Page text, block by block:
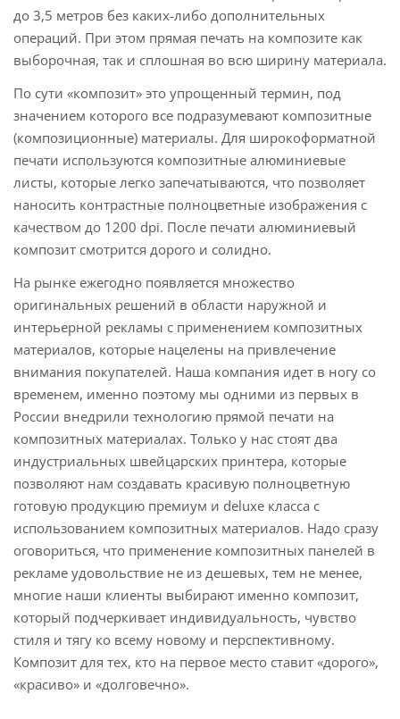
до 3,5 метров без каких-либо дополнительных
операций. При этом прямая печать на композите как
выборочная, так и сплошная во всю ширину материала.
По сути «композит» это упрощенный термин, под
значением которого все подразумевают композитные
(композиционные) материалы. Для широкоформатной
печати используются композитные алюминиевые
листы, которые легко запечатываются, что позволяет
наносить контрастные полноцветные изображения с
качеством до 1200 dpi. После печати алюминиевый
композит смотрится дорого и солидно.
На рынке ежегодно появляется множество
оригинальных решений в области наружной и
интерьерной рекламы с применением композитных
материалов, которые нацелены на привлечение
внимания покупателей. Наша компания идет в ногу со
временем, именно поэтому мы одними из первых в
России внедрили технологию прямой печати на
композитных материалах. Только у нас стоят два
индустриальных швейцарских принтера, которые
позволяют нам создавать красивую полноцветную
готовую продукцию премиум и deluxe класса с
использованием композитных материалов. Надо сразу
оговориться, что применение композитных панелей в
рекламе удовольствие не из дешевых, тем не менее,
многие наши клиенты выбирают именно композит,
который подчеркивает индивидуальность, чувство
стиля и тягу ко всему новому и перспективному.
Композит для тех, кто на первое место ставит «дорого»,
«красиво» и «долговечно».